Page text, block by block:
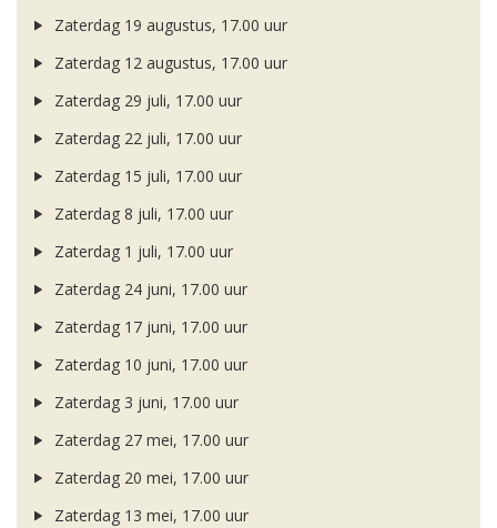
Zaterdag 19 augustus, 17.00 uur
Zaterdag 12 augustus, 17.00 uur
Zaterdag 29 juli, 17.00 uur
Zaterdag 22 juli, 17.00 uur
Zaterdag 15 juli, 17.00 uur
Zaterdag 8 juli, 17.00 uur
Zaterdag 1 juli, 17.00 uur
Zaterdag 24 juni, 17.00 uur
Zaterdag 17 juni, 17.00 uur
Zaterdag 10 juni, 17.00 uur
Zaterdag 3 juni, 17.00 uur
Zaterdag 27 mei, 17.00 uur
Zaterdag 20 mei, 17.00 uur
Zaterdag 13 mei, 17.00 uur